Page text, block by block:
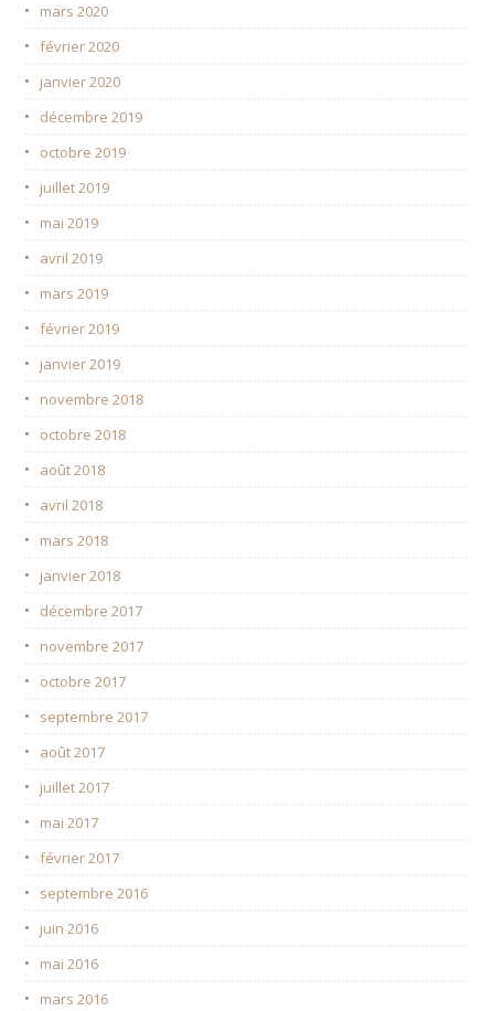
mars 2020
février 2020
janvier 2020
décembre 2019
octobre 2019
juillet 2019
mai 2019
avril 2019
mars 2019
février 2019
janvier 2019
novembre 2018
octobre 2018
août 2018
avril 2018
mars 2018
janvier 2018
décembre 2017
novembre 2017
octobre 2017
septembre 2017
août 2017
juillet 2017
mai 2017
février 2017
septembre 2016
juin 2016
mai 2016
mars 2016